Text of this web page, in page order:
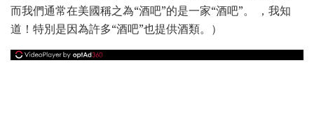
而我們通常在美國稱之為“酒吧”的是一家“酒吧”。 ，我知
道！特別是因為許多“酒吧”也提供酒類。）